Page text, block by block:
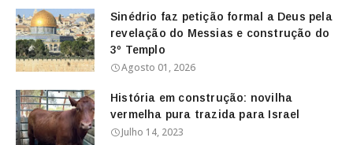
Sinédrio faz petição formal a Deus pela
revelação do Messias e construção do
3º Templo
Agosto 01, 2026
História em construção: novilha
vermelha pura trazida para Israel
Julho 14, 2023